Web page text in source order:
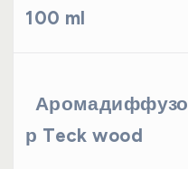
100 ml
Аромадиффузо
р Teck wood